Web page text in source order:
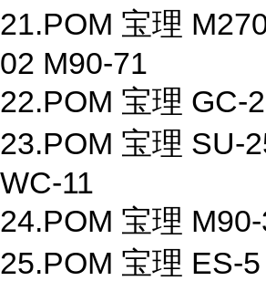
21.POM 宝理
02 M90-71
22.POM 宝理 GC-
23.POM 宝理 SU-
WC-11
24.POM 宝理
25.POM 宝理 ES-